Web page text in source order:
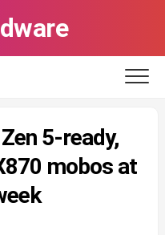
5-ready,
mobos at